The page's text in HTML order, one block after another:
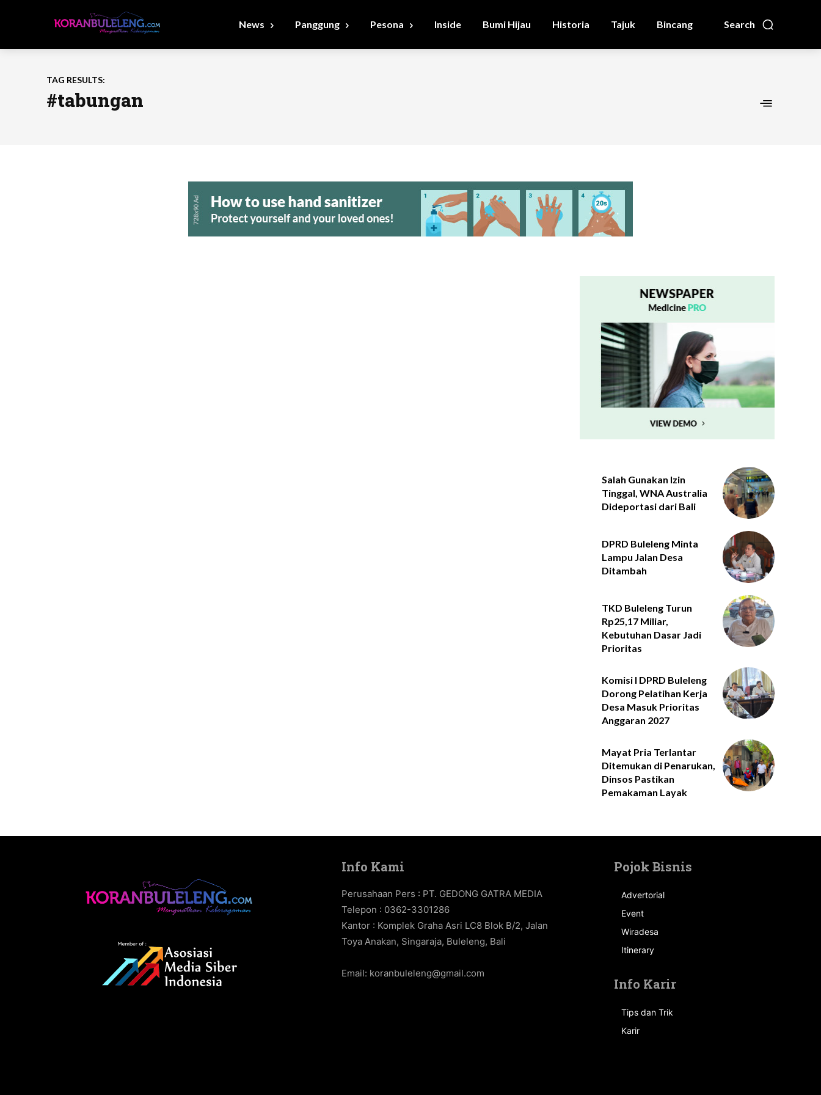
Search
News Panggung Pesona Inside Bumi Hijau Historia Tajuk Bincang
TAG RESULTS:
#tabungan
Salah Gunakan Izin
Tinggal, WNA Australia
Dideportasi dari Bali
DPRD Buleleng Minta
Lampu Jalan Desa
Ditambah
TKD Buleleng Turun
Rp25,17 Miliar,
Kebutuhan Dasar Jadi
Prioritas
Komisi I DPRD Buleleng
Dorong Pelatihan Kerja
Desa Masuk Prioritas
Anggaran 2027
Mayat Pria Terlantar
Ditemukan di Penarukan,
Dinsos Pastikan
Pemakaman Layak
Info Kami
Perusahaan Pers : PT. GEDONG GATRA MEDIA
Telepon : 0362-3301286
Kantor : Komplek Graha Asri LC8 Blok B/2, Jalan
Toya Anakan, Singaraja, Buleleng, Bali
Email: koranbuleleng@gmail.com
Pojok Bisnis
Advertorial
Event
Wiradesa
Itinerary
Info Karir
Tips dan Trik
Karir